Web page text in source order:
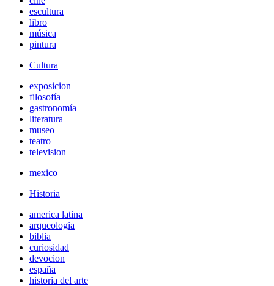
escultura
libro
música
pintura
Cultura
exposicion
filosofía
gastronomía
literatura
museo
teatro
television
mexico
Historia
america latina
arqueologia
biblia
curiosidad
devocion
españa
historia del arte